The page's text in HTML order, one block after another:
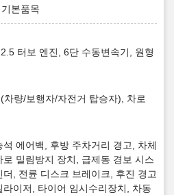
터보 엔진, 6단 수동변속기, 원형
차량/보행자/자전거 탑승자), 차로
에어백, 후방 주차거리 경고, 차체
로 밀림방지 장치, 급제동 경보 시스
더, 전륜 디스크 브레이크, 후진 경고
이저, 타이어 임시수리장치, 차동